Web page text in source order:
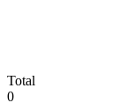
Total
0